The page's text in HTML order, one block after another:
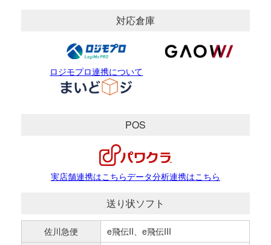
対応倉庫
ロジモプロ連携について
POS
実店舗連携はこちらデータ分析連携はこちら
送り状ソフト
佐川急便
e飛伝II、e飛伝III